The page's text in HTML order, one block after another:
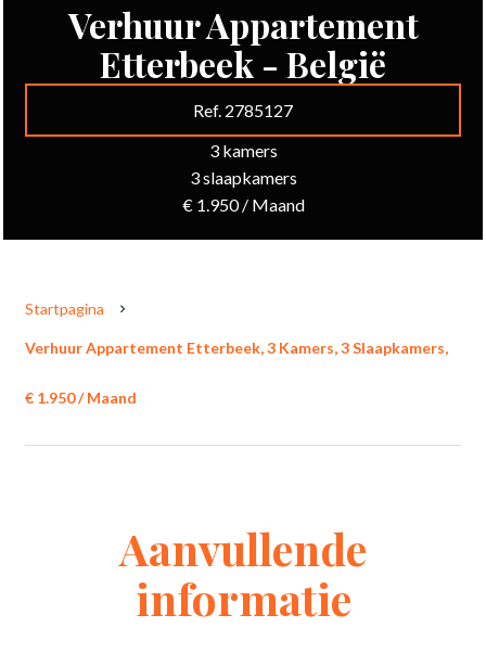
Verhuur Appartement
Etterbeek - België
Ref. 2785127
3 kamers
3 slaapkamers
€ 1.950 / Maand
Startpagina
Verhuur Appartement Etterbeek, 3 Kamers, 3 Slaapkamers,
€ 1.950 / Maand
Aanvullende
informatie